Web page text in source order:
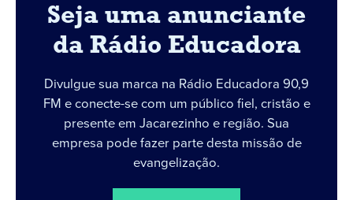
Seja uma anunciante
da Rádio Educadora
Divulgue sua marca na Rádio Educadora 90,9
FM e conecte-se com um público fiel, cristão e
presente em Jacarezinho e região. Sua
empresa pode fazer parte desta missão de
evangelização.